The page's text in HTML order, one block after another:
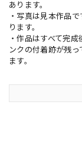
あります。
・写真は見本作品
ります。
・作品はすべて完
ンクの付着跡が残
ます。